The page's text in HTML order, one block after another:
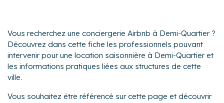
Vous recherchez une conciergerie Airbnb à Demi-Quartier ?
Découvrez dans cette fiche les professionnels pouvant
intervenir pour une location saisonnière à Demi-Quartier et
les informations pratiques liées aux structures de cette
ville.
Vous souhaitez être référencé sur cette page et découvrir